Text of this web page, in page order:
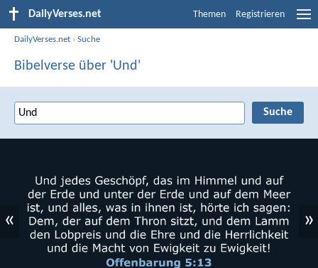
DailyVerses.net Themen Registrieren
DailyVerses.net ›Suche
Bibelverse über 'Und'
« »